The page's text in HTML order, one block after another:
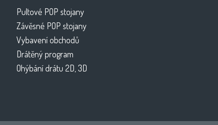
Pultové POP stojany
Závěsné POP stojany
Vybavení obchodů
Drátěný program
Ohýbání drátu 2D, 3D